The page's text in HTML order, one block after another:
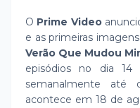
O Prime Video
e as primeiras
Verão Que Mudou
episódios no dia
semanalmente até
acontece em 18 de